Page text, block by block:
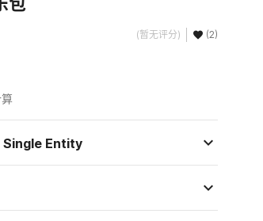
(暂无评分) (2)
Single Entity